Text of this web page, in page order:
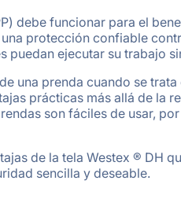
debe funcionar para el
protección confiable
puedan ejecutar su trabajo
una prenda cuando se
prácticas más allá de la
son fáciles de usar,
de la tela Westex ® DH
sencilla y deseable.